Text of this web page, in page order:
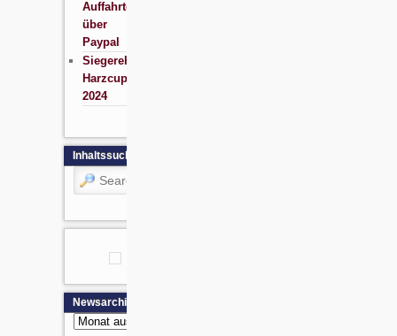
Auffahrten
über
Paypal
Siegerehrung
Harzcup
2024
Inhaltssuche
Search
Newsarchiv
Newsarchiv